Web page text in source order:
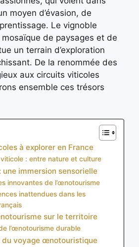
moyen d’évasion, de
Le vignoble
de paysages et de
un terrain d’exploration
De la renommée des
aux circuits viticoles
ensemble ces trésors
à explorer en France
: entre nature et culture
une immersion sensorielle
innovantes de l’œnotourisme
inattendues dans les
sur le territoire
l’œnotourisme durable
du voyage œnotouristique